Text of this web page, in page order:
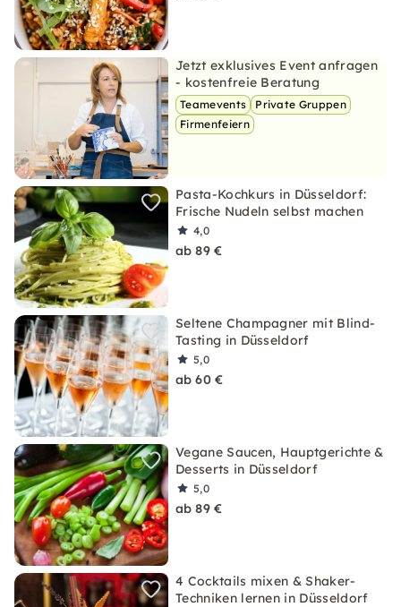
Jetzt exklusives Event anfragen
- kostenfreie Beratung
Teamevents
Private Gruppen
Firmenfeiern
Pasta-Kochkurs in Düsseldorf:
Frische Nudeln selbst machen
4,0
ab 89 €
Seltene Champagner mit Blind-
Tasting in Düsseldorf
5,0
ab 60 €
Vegane Saucen, Hauptgerichte &
Desserts in Düsseldorf
5,0
ab 89 €
4 Cocktails mixen & Shaker-
Techniken lernen in Düsseldorf